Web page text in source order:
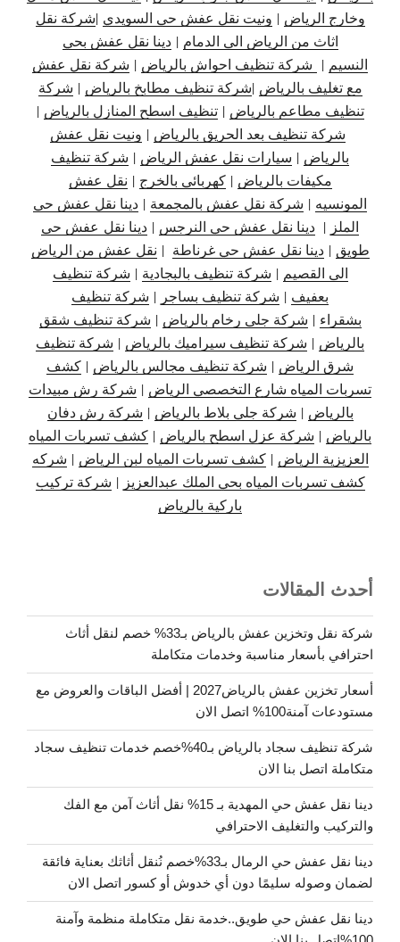
وخارج الرياض | ونيت نقل عفش حي السويدي |شركة نقل
اثاث من الرياض الى الدمام |دينا نقل عفش بحي
النسيم | شركة تنظيف احواش بالرياض | شركة نقل عفش
مع تغليف بالرياض |شركة تنظيف مطابخ بالرياض | شركة
تنظيف مطاعم بالرياض |تنظيف اسطح المنازل بالرياض |
شركة تنظيف بعد الحريق بالرياض | ونيت نقل عفش
بالرياض | سيارات نقل عفش الرياض | شركة تنظيف
مكيفات بالرياض |كهربائي بالخرج | نقل عفش
المونسيه | شركة نقل عفش بالمجمعة | دينا نقل عفش حي
الملز | دينا نقل عفش حي النرجس | دينا نقل عفش حي
طويق |دينا نقل عفش حي غرناطة | نقل عفش من الرياض
الى القصيم | شركة تنظيف بالبجادية | شركة تنظيف
بعفيف | شركة تنظيف بساجر | شركة تنظيف
بشقراء | شركة جلى رخام بالرياض | شركة تنظيف شقق
بالرياض | شركة تنظيف سيراميك بالرياض | شركة تنظيف
شرق الرياض | شركة تنظيف مجالس بالرياض | كشف
تسربات المياه شارع التخصصي الرياض | شركة رش مبيدات
بالرياض | شركة جلي بلاط بالرياض | شركة رش دفان
بالرياض | شركة عزل اسطح بالرياض | كشف تسربات المياه
العزيزية الرياض |كشف تسربات المياه لبن الرياض | شركه
كشف تسربات المياه بحي الملك عبدالعزيز | شركة تركيب
باركية بالرياض
أحدث المقالات
شركة نقل وتخزين عفش بالرياض بـ33% خصم لنقل أثاث
احترافي بأسعار مناسبة وخدمات متكاملة
أسعار تخزين عفش بالرياض2027 | أفضل الباقات والعروض مع
مستودعات آمنة100% اتصل الان
شركة تنظيف سجاد بالرياض بـ40%خصم خدمات تنظيف سجاد
متكاملة اتصل بنا الان
دينا نقل عفش حي المهدية بـ 15% نقل أثاث آمن مع الفك
والتركيب والتغليف الاحترافي
دينا نقل عفش حي الرمال بـ33%خصم نُنقل أثاثك بعناية فائقة
لضمان وصوله سليمًا دون أي خدوش أو كسور اتصل الان
دينا نقل عفش حي طويق..خدمة نقل متكاملة منظمة وآمنة